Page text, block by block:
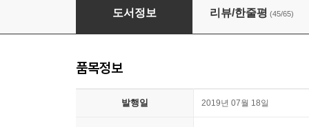
왜 아이에게 그런 말을 했을까
도서정보 리뷰/한줄평 (45/65)
품목정보
발행일 2019년 07월 18일